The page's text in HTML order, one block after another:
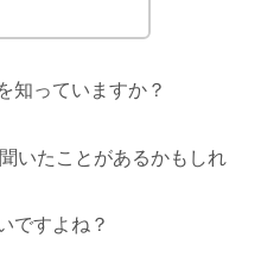
知っていますか？
いたことがあるかもしれ
ですよね？